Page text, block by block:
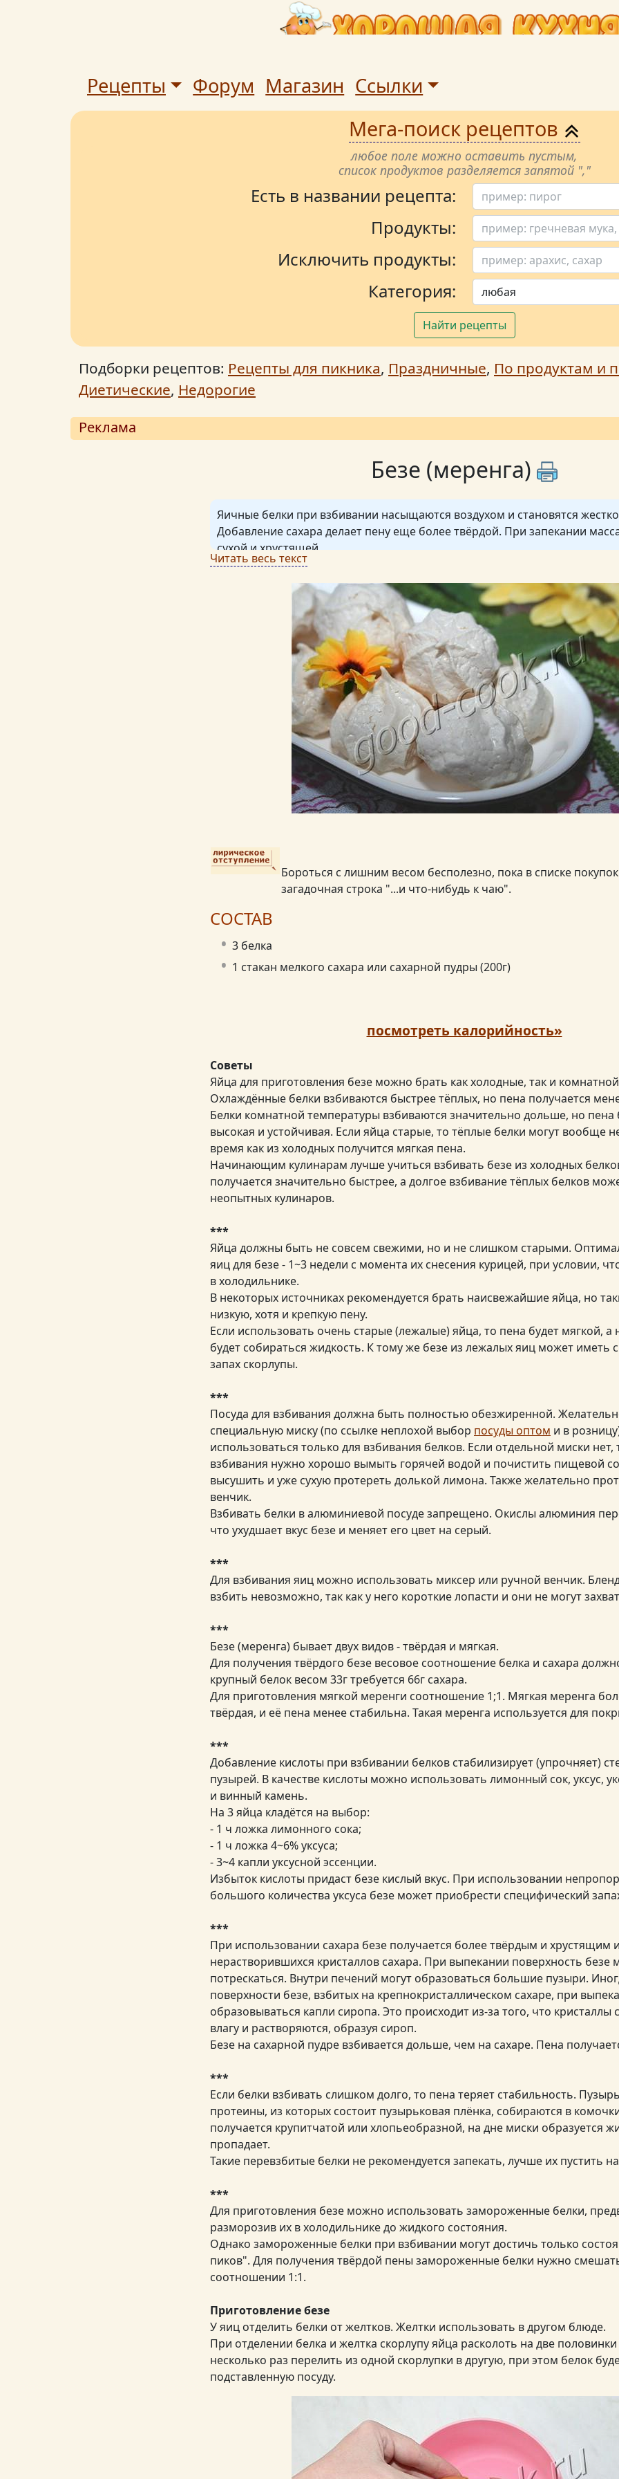
Рецепты Форум Магазин Ссылки
Мега-поиск рецептов
любое поле можно оставить пустым,
список продуктов разделяется запятой ","
Есть в названии рецепта:
Продукты:
Исключить продукты:
Категория:
Найти рецепты
Подборки рецептов: Рецепты для пикника, Праздничные, По продуктам и
Диетические, Недорогие
Реклама
Безе (меренга)
Яичные белки при взбивании насыщаются воздухом и становятся
Добавление сахара делает пену еще более твёрдой. При запекании
сухой и хрустящей.
Безе - прекрасный материал для различных тортов и печений.
Если вы не интересуетесь теорией, то первую часть рецепта можно
Читать весь текст
Бороться с лишним весом бесполезно, пока в списке
загадочная строка "...и что-нибудь к чаю".
СОСТАВ
3 белка
1 стакан мелкого сахара или сахарной пудры (200г)
посмотреть калорийность»
Советы
Яйца для приготовления безе можно брать как холодные, так и
Охлаждённые белки взбиваются быстрее тёплых, но пена получается
Белки комнатной температуры взбиваются значительно дольше, но пена
высокая и устойчивая. Если яйца старые, то тёплые белки могут вообще
время как из холодных получится мягкая пена.
Начинающим кулинарам лучше учиться взбивать безе из холодных
получается значительно быстрее, а долгое взбивание тёплых белков
неопытных кулинаров.
***
Яйца должны быть не совсем свежими, но и не слишком старыми.
яиц для безе - 1~3 недели с момента их снесения курицей, при условии,
в холодильнике.
В некоторых источниках рекомендуется брать наисвежайшие яйца, но
низкую, хотя и крепкую пену.
Если использовать очень старые (лежалые) яйца, то пена будет мягкой, а
будет собираться жидкость. К тому же безе из лежалых яиц может иметь
запах скорлупы.
***
Посуда для взбивания должна быть полностью обезжиренной.
специальную миску (по ссылке неплохой выбор посуды оптом и в
использоваться только для взбивания белков. Если отдельной миски нет,
взбивания нужно хорошо вымыть горячей водой и почистить пищевой
высушить и уже сухую протереть долькой лимона. Также желательно
венчик.
Взбивать белки в алюминиевой посуде запрещено. Окислы алюминия
что ухудшает вкус безе и меняет его цвет на серый.
***
Для взбивания яиц можно использовать миксер или ручной венчик.
взбить невозможно, так как у него короткие лопасти и они не могут
***
Безе (меренга) бывает двух видов - твёрдая и мягкая.
Для получения твёрдого безе весовое соотношение белка и сахара
крупный белок весом 33г требуется 66г сахара.
Для приготовления мягкой меренги соотношение 1;1. Мягкая меренга
твёрдая, и её пена менее стабильна. Такая меренга используется для
***
Добавление кислоты при взбивании белков стабилизирует (упрочняет)
пузырей. В качестве кислоты можно использовать лимонный сок, уксус,
и винный камень.
На 3 яйца кладётся на выбор:
- 1 ч ложка лимонного сока;
- 1 ч ложка 4~6% уксуса;
- 3~4 капли уксусной эссенции.
Избыток кислоты придаст безе кислый вкус. При использовании
большого количества уксуса безе может приобрести специфический
***
При использовании сахара безе получается более твёрдым и хрустящим
нерастворившихся кристаллов сахара. При выпекании поверхность безе
потрескаться. Внутри печений могут образоваться большие пузыри.
поверхности безе, взбитых на крепнокристаллическом сахаре, при
образовываться капли сиропа. Это происходит из-за того, что
влагу и растворяются, образуя сироп.
Безе на сахарной пудре взбивается дольше, чем на сахаре. Пена
***
Если белки взбивать слишком долго, то пена теряет стабильность.
протеины, из которых состоит пузырьковая плёнка, собираются в
получается крупитчатой или хлопьеобразной, на дне миски образуется
пропадает.
Такие перевзбитые белки не рекомендуется запекать, лучше их пустить
***
Для приготовления безе можно использовать замороженные белки,
разморозив их в холодильнике до жидкого состояния.
Однако замороженные белки при взбивании могут достичь только
пиков". Для получения твёрдой пены замороженные белки нужно
соотношении 1:1.
Приготовление безе
У яиц отделить белки от желтков. Желтки использовать в другом блюде.
При отделении белка и желтка скорлупу яйца расколоть на две
несколько раз перелить из одной скорлупки в другую, при этом белок
подставленную посуду.